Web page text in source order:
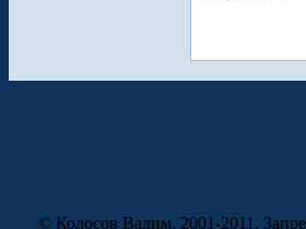
© Колосов Вадим, 2001-2011.